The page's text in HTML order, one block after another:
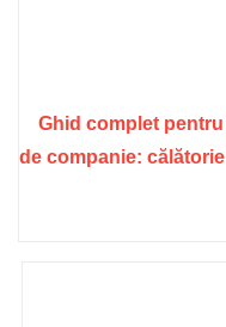
Ghid complet
de companie: